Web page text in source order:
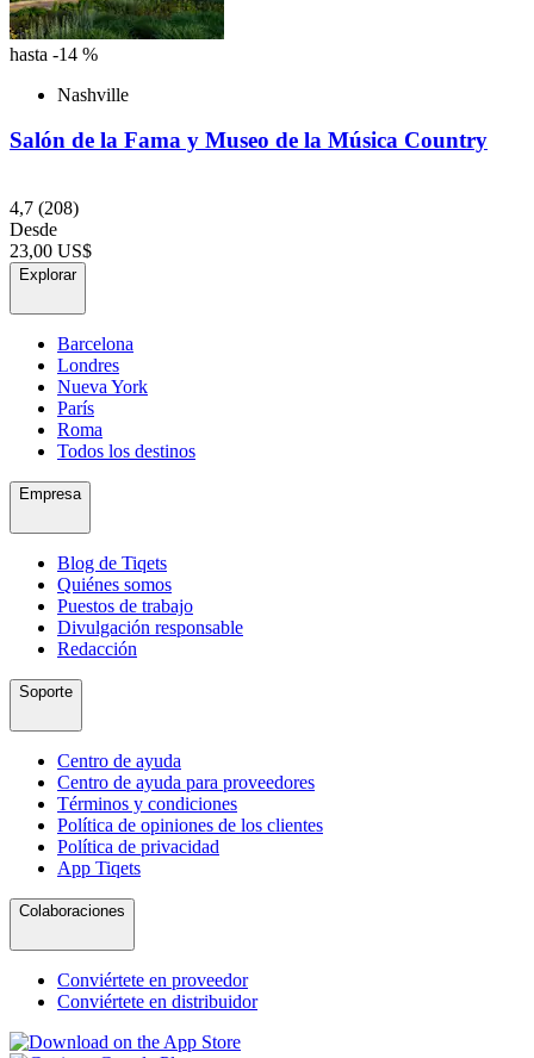
hasta -14 %
Nashville
Salón de la Fama y Museo de la Música Country
4,7 (208)
Desde
23,00 US$
Explorar
Barcelona
Londres
Nueva York
París
Roma
Todos los destinos
Empresa
Blog de Tiqets
Quiénes somos
Puestos de trabajo
Divulgación responsable
Redacción
Soporte
Centro de ayuda
Centro de ayuda para proveedores
Términos y condiciones
Política de opiniones de los clientes
Política de privacidad
App Tiqets
Colaboraciones
Conviértete en proveedor
Conviértete en distribuidor